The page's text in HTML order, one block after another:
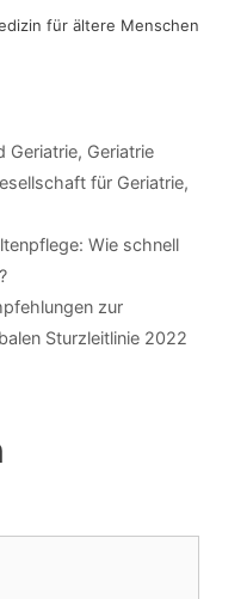
für ältere Menschen
Geriatrie, Geriatrie
für Geriatrie,
Wie schnell
zur
Sturzleitlinie 2022